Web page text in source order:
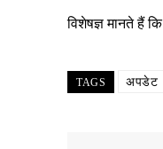
विशेषज्ञ मानते हैं
TAGS अपडेट